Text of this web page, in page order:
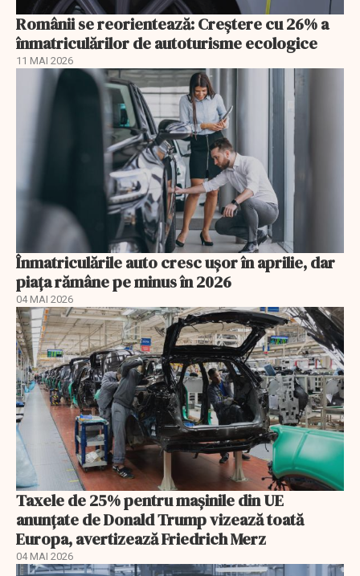
Românii se reorientează: Creştere cu 26% a
înmatriculărilor de autoturisme ecologice
11 MAI 2026
Înmatriculările auto cresc ușor în aprilie, dar
piața rămâne pe minus în 2026
04 MAI 2026
Taxele de 25% pentru mașinile din UE
anunţate de Donald Trump vizează toată
Europa, avertizează Friedrich Merz
04 MAI 2026